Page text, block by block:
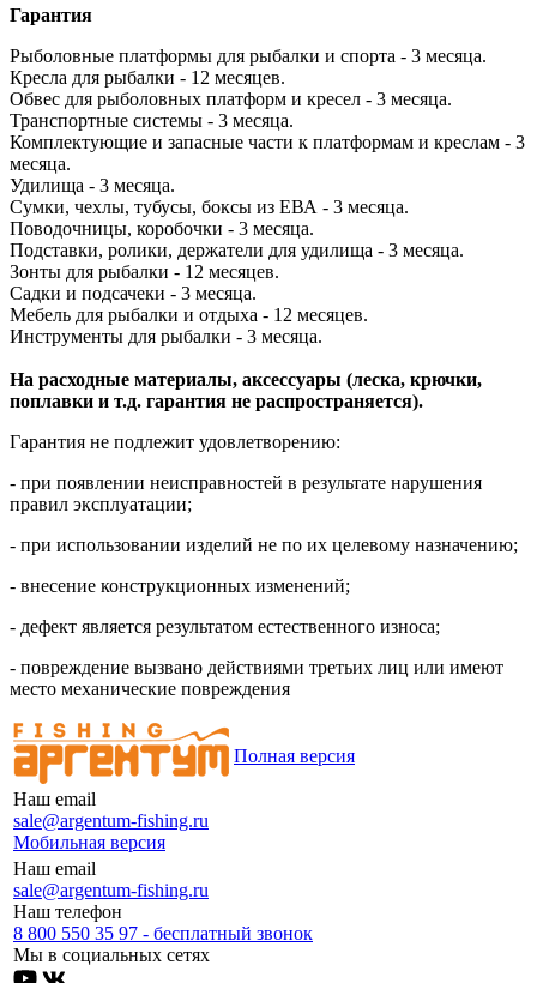
Гарантия
Рыболовные платформы для рыбалки и спорта - 3 месяца.
Кресла для рыбалки - 12 месяцев.
Обвес для рыболовных платформ и кресел - 3 месяца.
Транспортные системы - 3 месяца.
Комплектующие и запасные части к платформам и креслам - 3
месяца.
Удилища - 3 месяца.
Сумки, чехлы, тубусы, боксы из ЕВА - 3 месяца.
Поводочницы, коробочки - 3 месяца.
Подставки, ролики, держатели для удилища - 3 месяца.
Зонты для рыбалки - 12 месяцев.
Садки и подсачеки - 3 месяца.
Мебель для рыбалки и отдыха - 12 месяцев.
Инструменты для рыбалки - 3 месяца.
На расходные материалы, аксессуары (леска, крючки,
поплавки и т.д. гарантия не распространяется).
Гарантия не подлежит удовлетворению:
- при появлении неисправностей в результате нарушения
правил эксплуатации;
- при использовании изделий не по их целевому назначению;
- внесение конструкционных изменений;
- дефект является результатом естественного износа;
- повреждение вызвано действиями третьих лиц или имеют
место механические повреждения
Наш email
sale@argentum-fishing.ru
Мобильная версия
Полная версия
Наш email
sale@argentum-fishing.ru
Наш телефон
8 800 550 35 97 - бесплатный звонок
Мы в социальных сетях